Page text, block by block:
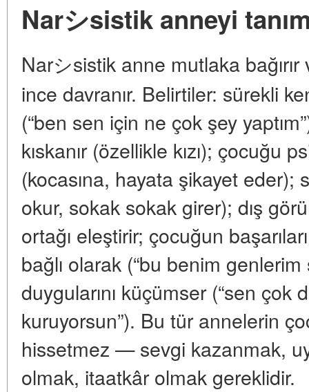
Narシsistik anneyi
Narシsistik anne mutlaka
ince davranır. Belirtiler: sürekli
(“ben sen için ne çok şey
kıskanır (özellikle kızı); çocuğu
(kocasına, hayata şikayet eder);
okur, sokak sokak girer); dış
ortağı eleştirir; çocuğun
bağlı olarak (“bu benim
duygularını küçümser (“sen çok
kuruyorsun”). Bu tür annelerin
hissetmez — sevgi kazanmak,
olmak, itaatkâr olmak gereklidir.